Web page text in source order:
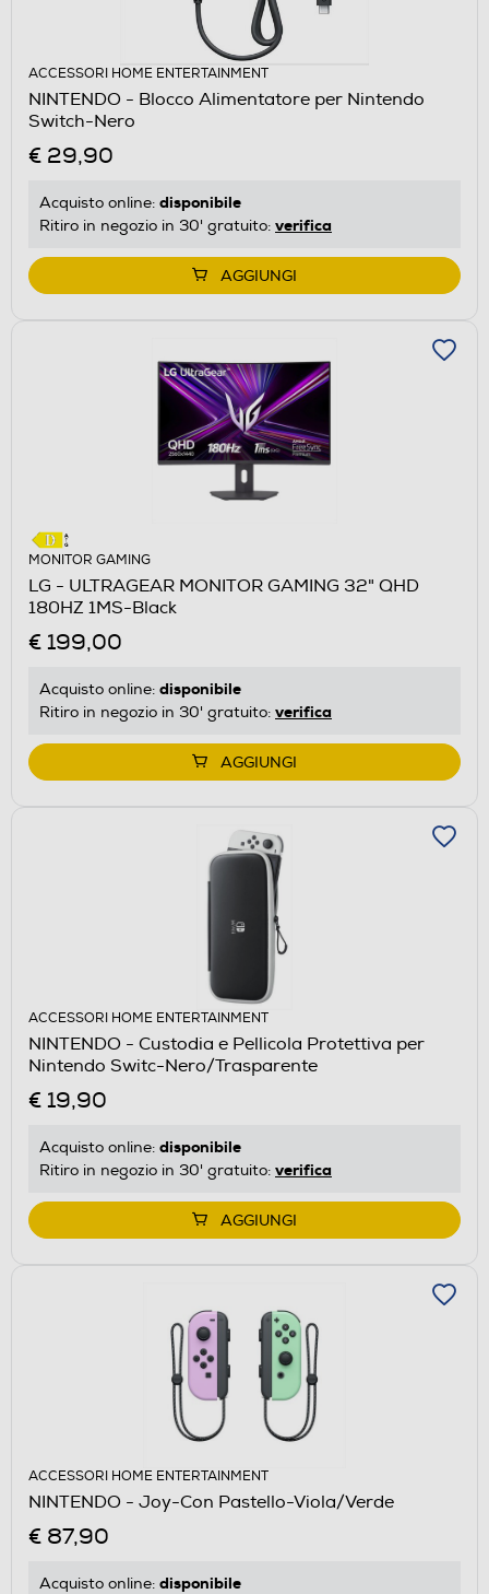
ACCESSORI HOME ENTERTAINMENT
NINTENDO - Blocco Alimentatore per Nintendo
Switch-Nero
€ 29,90
Acquisto online: disponibile
Ritiro in negozio in 30' gratuito: verifica
AGGIUNGI
MONITOR GAMING
LG - ULTRAGEAR MONITOR GAMING 32" QHD
180HZ 1MS-Black
€ 199,00
Acquisto online: disponibile
Ritiro in negozio in 30' gratuito: verifica
AGGIUNGI
ACCESSORI HOME ENTERTAINMENT
NINTENDO - Custodia e Pellicola Protettiva per
Nintendo Switc-Nero/Trasparente
€ 19,90
Acquisto online: disponibile
Ritiro in negozio in 30' gratuito: verifica
AGGIUNGI
ACCESSORI HOME ENTERTAINMENT
NINTENDO - Joy-Con Pastello-Viola/Verde
€ 87,90
Acquisto online: disponibile